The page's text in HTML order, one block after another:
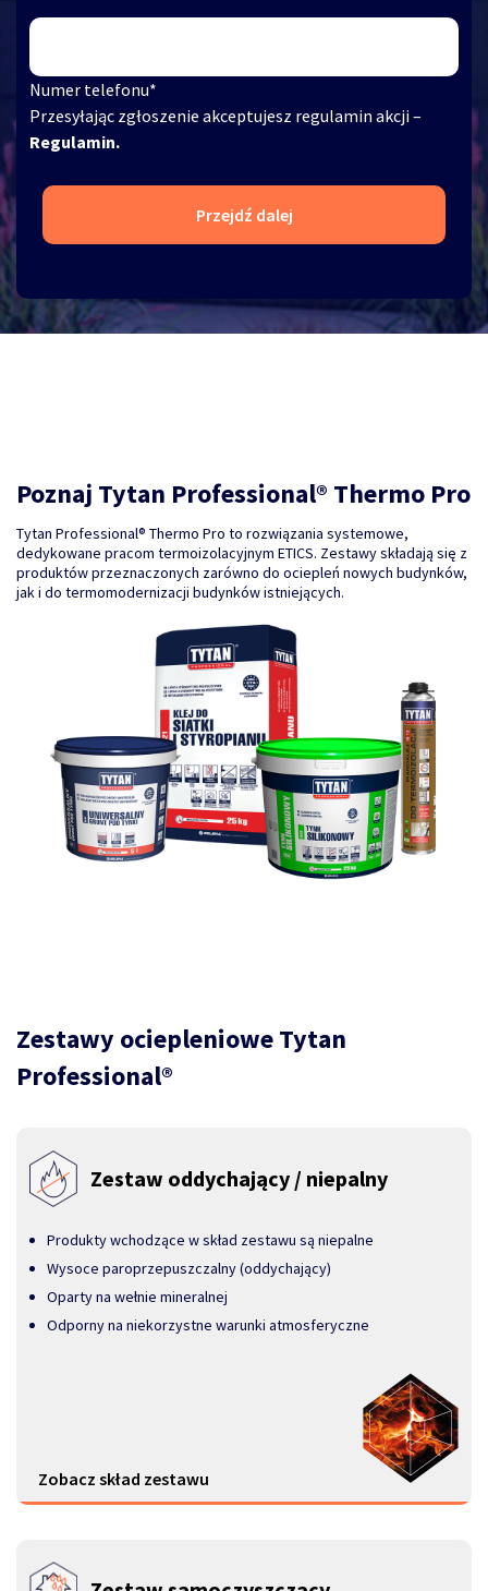
Numer telefonu*
Przesyłając zgłoszenie akceptujesz regulamin akcji –
Regulamin.
Przejdź dalej
Poznaj Tytan Professional® Thermo Pro
Tytan Professional® Thermo Pro to rozwiązania systemowe,
dedykowane pracom termoizolacyjnym ETICS. Zestawy składają się z
produktów przeznaczonych zarówno do ociepleń nowych budynków,
jak i do termomodernizacji budynków istniejących.
Zestawy ociepleniowe Tytan
Professional®
Zestaw oddychający / niepalny
Produkty wchodzące w skład zestawu są niepalne
Wysoce paroprzepuszczalny (oddychający)
Oparty na wełnie mineralnej
Odporny na niekorzystne warunki atmosferyczne
Zobacz skład zestawu
Przejdź dalej